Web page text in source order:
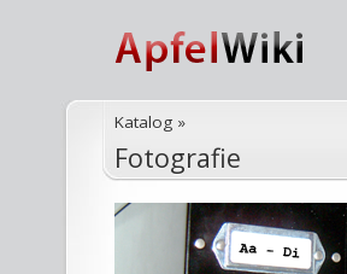
Katalog »
Fotografie